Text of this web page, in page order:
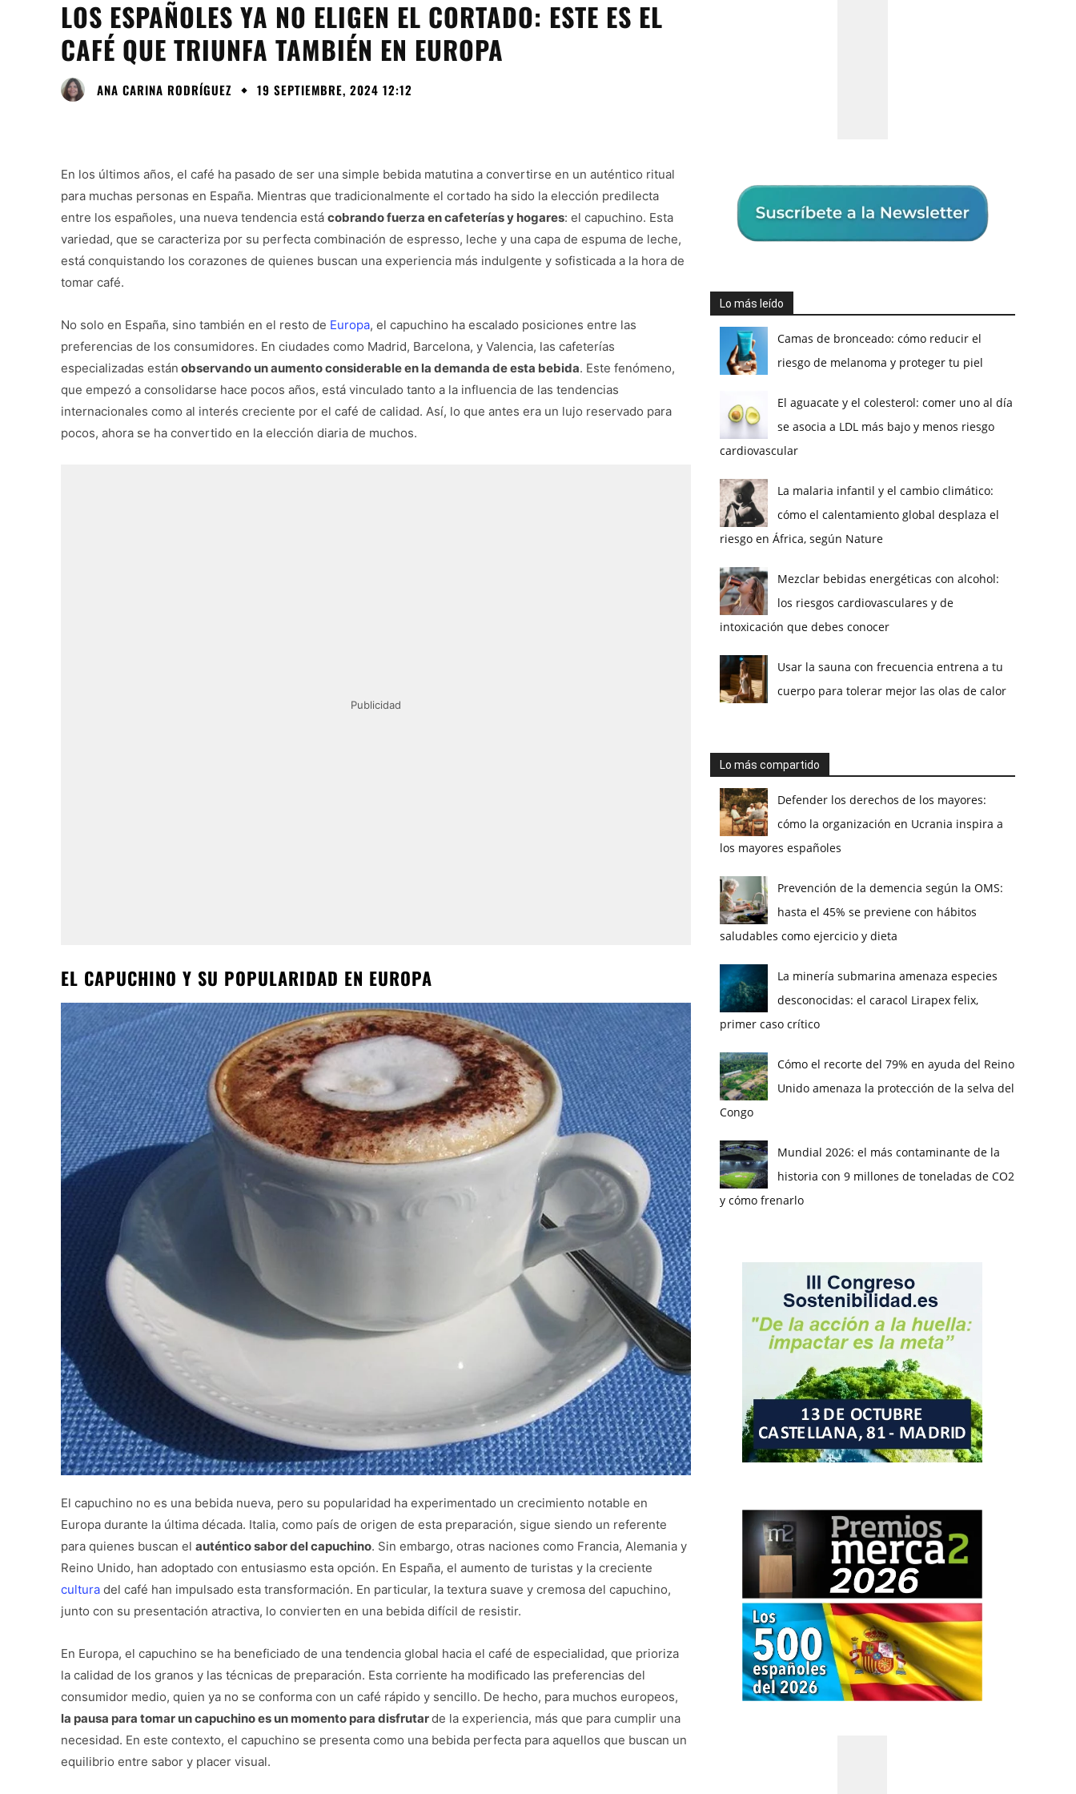
LOS ESPAÑOLES YA NO ELIGEN EL CORTADO: ESTE ES EL
CAFÉ QUE TRIUNFA TAMBIÉN EN EUROPA
ANA CARINA RODRÍGUEZ 19 SEPTIEMBRE, 2024 12:12
En los últimos años, el café ha pasado de ser una simple bebida matutina a convertirse en un auténtico ritual
para muchas personas en España. Mientras que tradicionalmente el cortado ha sido la elección predilecta
entre los españoles, una nueva tendencia está cobrando fuerza en cafeterías y hogares: el capuchino. Esta
variedad, que se caracteriza por su perfecta combinación de espresso, leche y una capa de espuma de leche,
está conquistando los corazones de quienes buscan una experiencia más indulgente y sofisticada a la hora de
tomar café.
No solo en España, sino también en el resto de Europa, el capuchino ha escalado posiciones entre las
preferencias de los consumidores. En ciudades como Madrid, Barcelona, y Valencia, las cafeterías
especializadas están observando un aumento considerable en la demanda de esta bebida. Este fenómeno,
que empezó a consolidarse hace pocos años, está vinculado tanto a la influencia de las tendencias
internacionales como al interés creciente por el café de calidad. Así, lo que antes era un lujo reservado para
pocos, ahora se ha convertido en la elección diaria de muchos.
Publicidad
EL CAPUCHINO Y SU POPULARIDAD EN EUROPA
El capuchino no es una bebida nueva, pero su popularidad ha experimentado un crecimiento notable en
Europa durante la última década. Italia, como país de origen de esta preparación, sigue siendo un referente
para quienes buscan el auténtico sabor del capuchino. Sin embargo, otras naciones como Francia, Alemania y
Reino Unido, han adoptado con entusiasmo esta opción. En España, el aumento de turistas y la creciente
cultura del café han impulsado esta transformación. En particular, la textura suave y cremosa del capuchino,
junto con su presentación atractiva, lo convierten en una bebida difícil de resistir.
En Europa, el capuchino se ha beneficiado de una tendencia global hacia el café de especialidad, que prioriza
la calidad de los granos y las técnicas de preparación. Esta corriente ha modificado las preferencias del
consumidor medio, quien ya no se conforma con un café rápido y sencillo. De hecho, para muchos europeos,
la pausa para tomar un capuchino es un momento para disfrutarde la experiencia, más que para cumplir una
necesidad. En este contexto, el capuchino se presenta como una bebida perfecta para aquellos que buscan un
equilibrio entre sabor y placer visual.
Lo más leído
Camas de bronceado: cómo reducir el
riesgo de melanoma y proteger tu piel
El aguacate y el colesterol: comer uno al día
se asocia a LDL más bajo y menos riesgo
cardiovascular
La malaria infantil y el cambio climático:
cómo el calentamiento global desplaza el
riesgo en África, según Nature
Mezclar bebidas energéticas con alcohol:
los riesgos cardiovasculares y de
intoxicación que debes conocer
Usar la sauna con frecuencia entrena a tu
cuerpo para tolerar mejor las olas de calor
Lo más compartido
Defender los derechos de los mayores:
cómo la organización en Ucrania inspira a
los mayores españoles
Prevención de la demencia según la OMS:
hasta el 45% se previene con hábitos
saludables como ejercicio y dieta
La minería submarina amenaza especies
desconocidas: el caracol Lirapex felix,
primer caso crítico
Cómo el recorte del 79% en ayuda del Reino
Unido amenaza la protección de la selva del
Congo
Mundial 2026: el más contaminante de la
historia con 9 millones de toneladas de CO2
y cómo frenarlo